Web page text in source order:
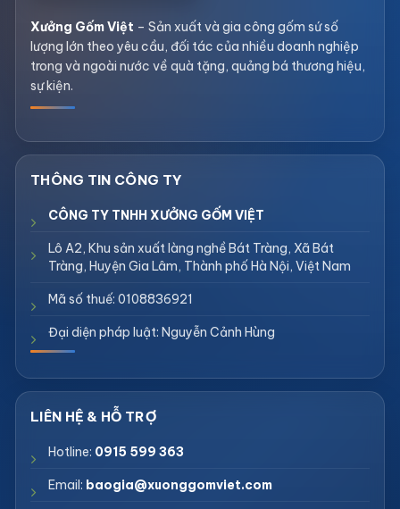
Xưởng Gốm Việt – Sản xuất và gia công gốm sứ số
lượng lớn theo yêu cầu, đối tác của nhiều doanh nghiệp
trong và ngoài nước về quà tặng, quảng bá thương hiệu,
sự kiện.
CÔNG TY TNHH XƯỞNG GỐM VIỆT
Lô A2, Khu sản xuất làng nghề Bát Tràng, Xã Bát
Tràng, Huyện Gia Lâm, Thành phố Hà Nội, Việt Nam
Mã số thuế: 0108836921
Đại diện pháp luật: Nguyễn Cảnh Hùng
Hotline: 0915 599 363
Email: baogia@xuonggomviet.com